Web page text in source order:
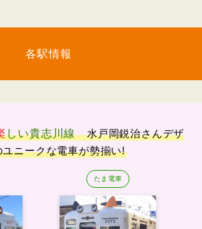
各駅情報
しい貴志川線
水戸岡鋭治さんデザ
ユニークな電車が勢揃い!
たま電車